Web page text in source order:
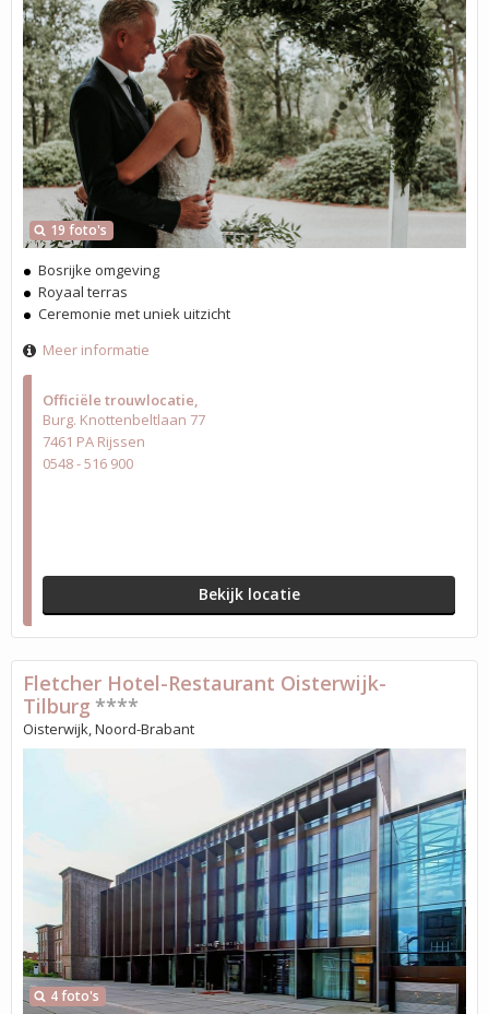
Officiële trouwlocatie
Burg. Knottenbeltlaan 77
7461 PA Rijssen
0548 - 516 900
Bekijk locatie
19 foto's
Bosrijke omgeving
Royaal terras
Ceremonie met uniek uitzicht
Meer informatie
4 foto's
Fletcher Hotel-Restaurant Oisterwijk-
Tilburg ****
Oisterwijk, Noord-Brabant